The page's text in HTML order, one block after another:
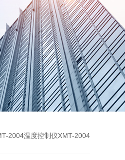
2004温度控制仪XMT-2004